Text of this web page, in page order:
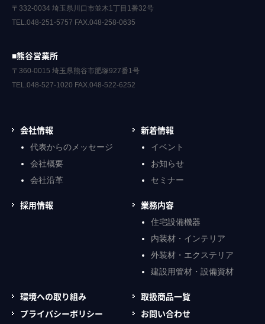
〒332-0034 埼玉県川口市並木1丁目1番32号
TEL.048-251-5757 FAX.048-258-0635
■熊谷営業所
〒360-0015 埼玉県熊谷市肥塚927番1号
TEL.048-527-1020 FAX.048-522-6252
会社情報
代表からのメッセージ
会社概要
会社沿革
新着情報
イベント
お知らせ
セミナー
採用情報 業務内容
住宅設備機器
内装材・インテリア
外装材・エクステリア
建設用管材・設備資材
環境への取り組み
取扱商品一覧
プライバシーポリシー
お問い合わせ